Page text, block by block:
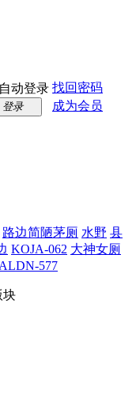
自动登录 找回密码
登录
成为会员
路边简陋茅厕 水野 县
KOJA-062 大神女厕
ALDN-577
块